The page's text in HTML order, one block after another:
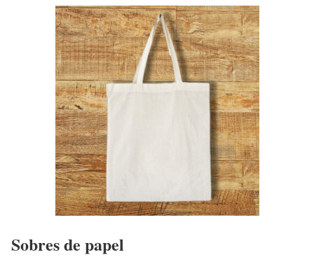
Sobres de papel